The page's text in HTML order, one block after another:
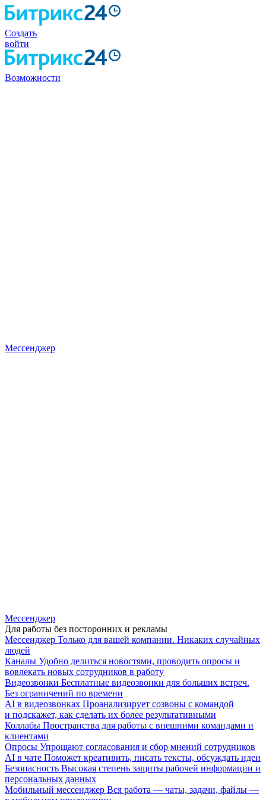
Создать
войти
Возможности
Мессенджер
Мессенджер
Для работы без посторонних и рекламы
Мессенджер Только для вашей компании. Никаких случайных
людей
Каналы Удобно делиться новостями, проводить опросы и
вовлекать новых сотрудников в работу
Видеозвонки Бесплатные видеозвонки для больших встреч.
Без ограничений по времени
AI в видеозвонках Проанализирует созвоны с командой
и подскажет, как сделать их более результативными
Коллабы Пространства для работы с внешними командами и
клиентами
Опросы Упрощают согласования и сбор мнений сотрудников
AI в чате Поможет креативить, писать тексты, обсуждать идеи
Безопасность Высокая степень защиты рабочей информации и
персональных данных
Мобильный мессенджер Вся работа — чаты, задачи, файлы —